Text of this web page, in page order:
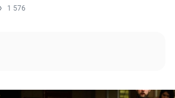
1 576